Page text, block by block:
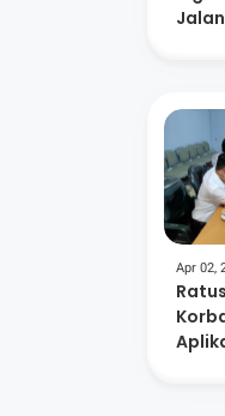
Apr 02,